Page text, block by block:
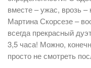
вместе – ужас, врозь
Мартина Скорсезе –
всегда прекрасный
3,5 часа! Можно,
просто не смотреть